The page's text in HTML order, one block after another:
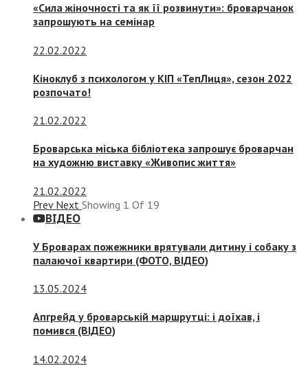
«Сила жіночності та як її розвинути»: броварчанок
запрошують на семінар
22.02.2022
Кіноклуб з психологом у КІП «ТепЛиця», сезон 2022
розпочато!
21.02.2022
Броварська міська бібліотека запрошує броварчан
на художню виставку «Живопис життя»
21.02.2022
Prev Next Showing 1 Of 19
ВІДЕО
У Броварах пожежники врятували дитину і собаку з
палаючої квартири (ФОТО, ВІДЕО)
13.05.2024
Апгрейд у броварській маршрутці: і доїхав, і
помився (ВІДЕО)
14.02.2024